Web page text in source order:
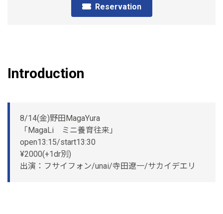
Reservation
Introduction
8/14(金)野田MagaYura
「MagaLi ミニ養育往来」
open13:15/start13:30
¥2000(+1dr別)
出演：フサイフォン/unai/寺田遼一/サカイデエリ